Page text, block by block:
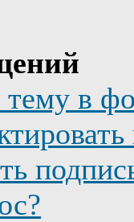
тему в